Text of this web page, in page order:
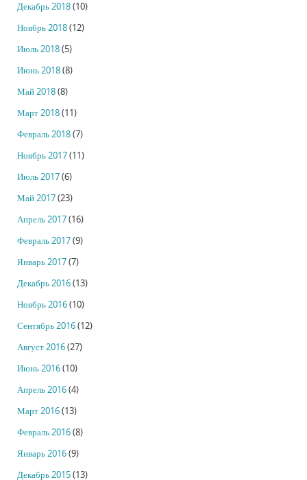
Декабрь 2018(10)
Ноябрь 2018(12)
Июль 2018(5)
Июнь 2018(8)
Май 2018(8)
Март 2018(11)
Февраль 2018(7)
Ноябрь 2017(11)
Июль 2017(6)
Май 2017(23)
Апрель 2017(16)
Февраль 2017(9)
Январь 2017(7)
Декабрь 2016(13)
Ноябрь 2016(10)
Сентябрь 2016(12)
Август 2016(27)
Июнь 2016(10)
Апрель 2016(4)
Март 2016(13)
Февраль 2016(8)
Январь 2016(9)
Декабрь 2015(13)